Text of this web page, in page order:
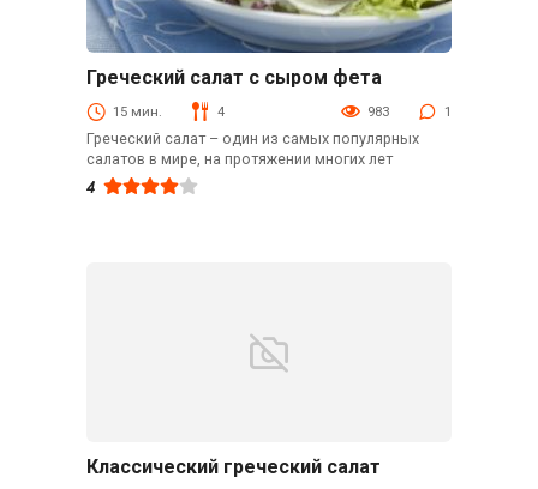
Греческий салат с сыром фета
15 мин. 4 983 1
Греческий салат – один из самых популярных
салатов в мире, на протяжении многих лет
4
Классический греческий салат